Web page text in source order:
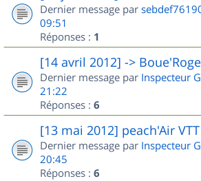
Dernier message par
09:51
Réponses : 1
[14 avril 2012] ->
Dernier message par Inspecteur
21:22
Réponses : 6
[13 mai 2012] peach'Air VTT
Dernier message par Inspecteur
20:45
Réponses : 6